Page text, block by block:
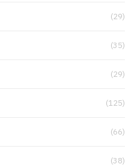
(29)
(35)
(29)
(125)
(66)
(38)